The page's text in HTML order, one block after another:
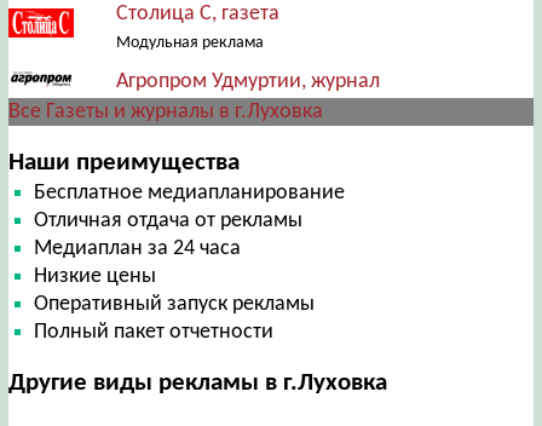
Столица С, газета
Модульная реклама
Агропром Удмуртии, журнал
Все Газеты и журналы в г.Луховка
Наши преимущества
Бесплатное медиапланирование
Отличная отдача от рекламы
Медиаплан за 24 часа
Низкие цены
Оперативный запуск рекламы
Полный пакет отчетности
Другие виды рекламы в г.Луховка